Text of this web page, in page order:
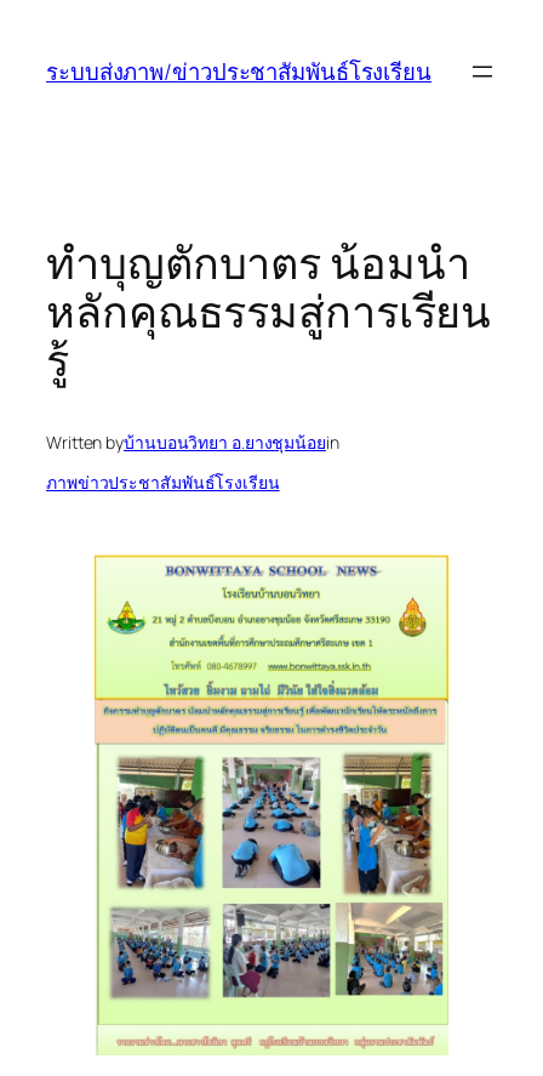
ระบบส่งภาพ/ข่าวประชาสัมพันธ์โรงเรียน
ทำบุญตักบาตร น้อมนำ
หลักคุณธรรมสู่การเรียน
รู้
Written byบ้านบอนวิทยา อ.ยางชุมน้อยin
ภาพข่าวประชาสัมพันธ์โรงเรียน